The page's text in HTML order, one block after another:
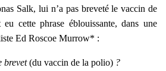
Salk, lui n’a pas bre­ve­té le vac­cin de
cette phrase éblouis­sante, dans une
Ed Ros­coe Mur­row* :
bre­vet(du vac­cin de la polio) ?